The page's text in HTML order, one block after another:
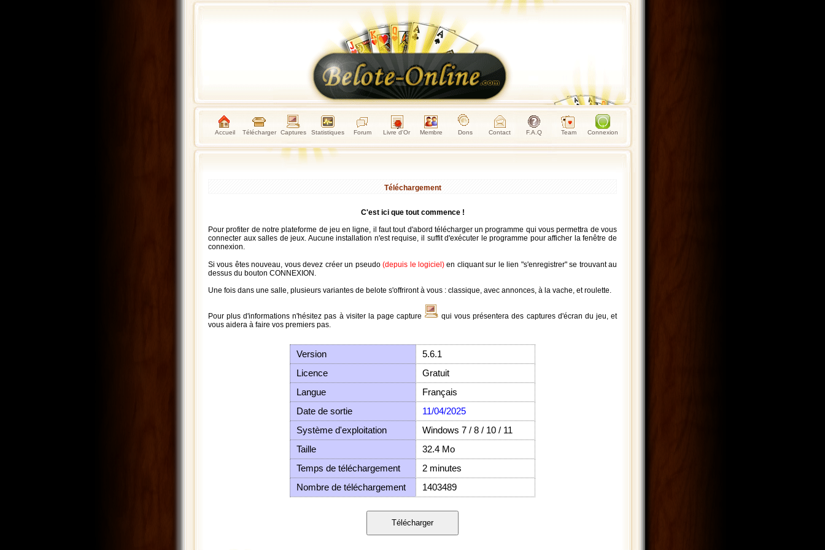
Connexion
Team
F.A.Q
Contact
Dons
Membre
Livre d'Or
Forum
Statistiques
Captures
Télécharger
Accueil
Téléchargement
C'est ici que tout commence !
Pour profiter de notre plateforme de jeu en ligne, il faut tout d'abord télécharger un programme qui vous permettra de vous
connecter aux salles de jeux. Aucune installation n'est requise, il suffit d'exécuter le programme pour afficher la fenêtre de
connexion.
Si vous êtes nouveau, vous devez créer un pseudo(depuis le logiciel)en cliquant sur le lien "s'enregistrer" se trouvant au
dessus du bouton CONNEXION.
Une fois dans une salle, plusieurs variantes de belote s'offriront à vous : classique, avec annonces, à la vache, et roulette.
Pour plus d'informations n'hésitez pas à visiter la page capture
qui vous présentera des captures d'écran du jeu, et
vous aidera à faire vos premiers pas.
Version
5.6.1
Licence
Gratuit
Langue
Français
Date de sortie
11/04/2025
Système d'exploitation
Windows 7 / 8 / 10 / 11
Taille
32.4 Mo
Temps de téléchargement
2 minutes
Nombre de téléchargement
1403489